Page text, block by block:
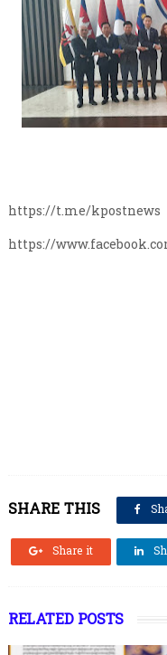
https://t.me/kpostnews
https://
SHARE THIS
Share it
RELATED POSTS